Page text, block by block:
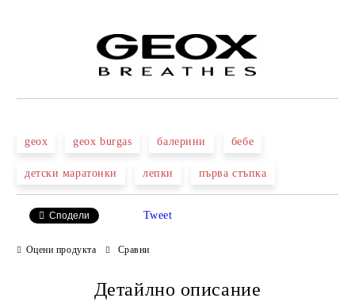
geox geox burgas балерини бебе
детски маратонки лепки първа стъпка
Сподели Tweet
Оцени продукта Сравни
Детайлно описание